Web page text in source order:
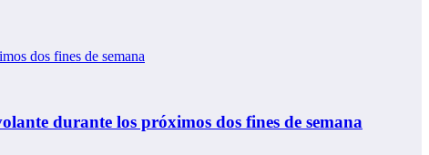
durante los próximos dos fines de semana